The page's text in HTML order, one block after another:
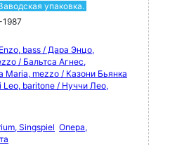
упаковка.
bass / Дара Энцо,
/ Бальтса Агнес,
Maria, mezzo / Казони Бьянка
Leo, baritone / Нуччи Лео,
Singspiel Опера,